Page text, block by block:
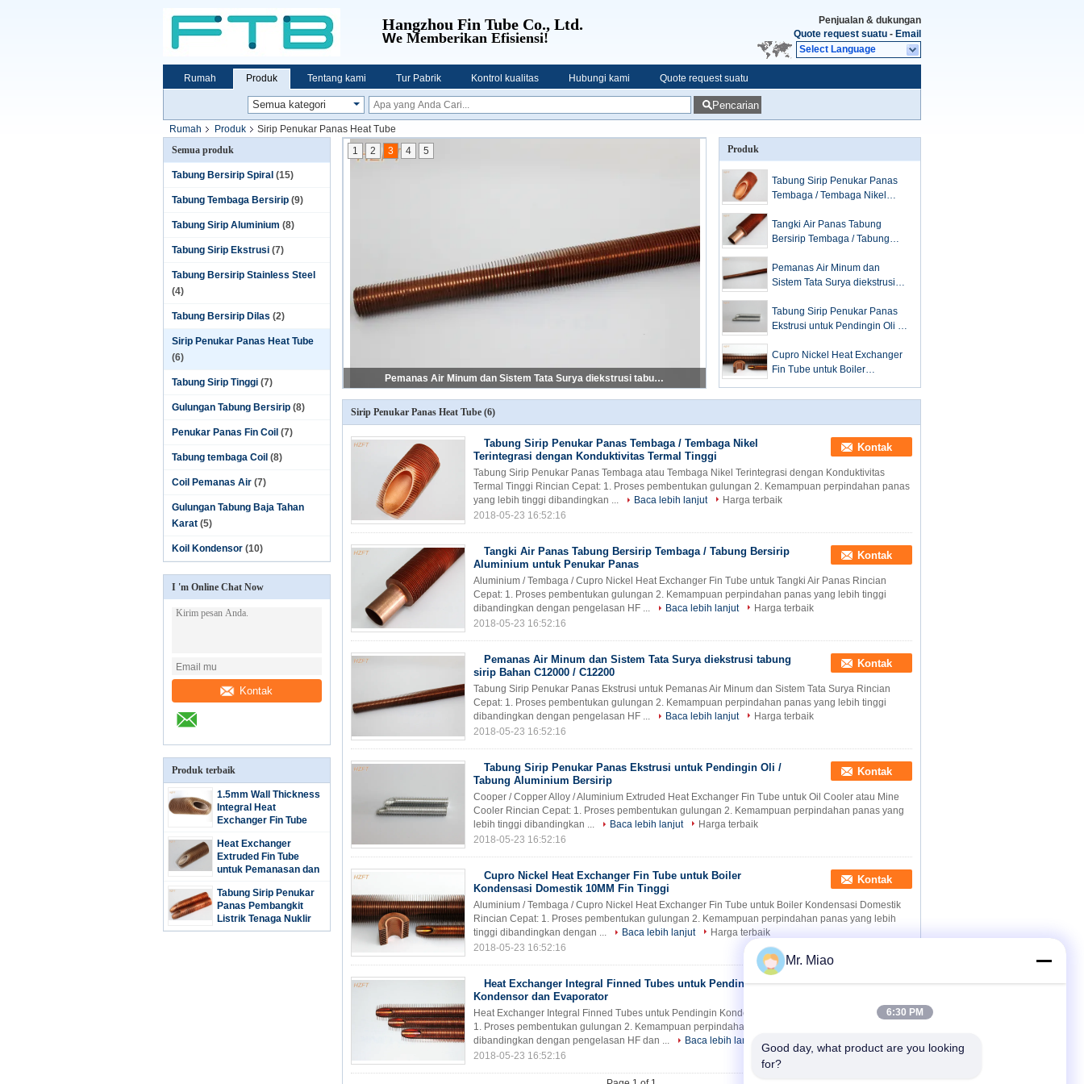
Hangzhou Fin Tube Co., Ltd.
We Memberikan Efisiensi!
Penjualan & dukungan
Quote request suatu - Email
Select Language
Rumah Produk Tentang kami Tur Pabrik Kontrol kualitas Hubungi kami Quote request suatu
Pencarian
Rumah Produk
Sirip Penukar Panas Heat Tube
Semua produk
Tabung Bersirip Spiral (15)
Tabung Tembaga Bersirip (9)
Tabung Sirip Aluminium (8)
Tabung Sirip Ekstrusi (7)
Tabung Bersirip Stainless Steel
(4)
Tabung Bersirip Dilas (2)
Sirip Penukar Panas Heat Tube
(6)
Tabung Sirip Tinggi (7)
Gulungan Tabung Bersirip (8)
Penukar Panas Fin Coil (7)
Tabung tembaga Coil (8)
Coil Pemanas Air (7)
Gulungan Tabung Baja Tahan
Karat (5)
Koil Kondensor (10)
I 'm Online Chat Now
Kontak
Produk terbaik
1.5mm Wall Thickness
Integral Heat
Exchanger Fin Tube
Water Heater
Heat Exchanger
Extruded Fin Tube
untuk Pemanasan dan
Pemanas Air Domestik
Tabung Sirip Penukar
Panas Pembangkit
Listrik Tenaga Nuklir
dengan Tembaga atau
Tabung Sirip Penukar Panas Ekstrusi untuk Pendingin Oli / Tabung Aluminium Bersirip
1 2 3 4 5 Produk
Tabung Sirip Penukar Panas
Tembaga / Tembaga Nikel
Konduktivitas Termal Tinggi
Tangki Air Panas Tabung
Bersirip Tembaga / Tabung
Penukar Panas
Pemanas Air Minum dan
Sistem Tata Surya diekstrusi
C12200
Tabung Sirip Penukar Panas
Ekstrusi untuk Pendingin Oli /
Cupro Nickel Heat Exchanger
Fin Tube untuk Boiler
Fin Tinggi
Sirip Penukar Panas Heat Tube (6)
Tabung Sirip Penukar Panas Tembaga / Tembaga Nikel
Terintegrasi dengan Konduktivitas Termal Tinggi
Kontak
Tabung Sirip Penukar Panas Tembaga atau Tembaga Nikel Terintegrasi dengan Konduktivitas
Termal Tinggi Rincian Cepat: 1. Proses pembentukan gulungan 2. Kemampuan perpindahan panas
yang lebih tinggi dibandingkan ...
Baca lebih lanjut
Harga terbaik
2018-05-23 16:52:16
Tangki Air Panas Tabung Bersirip Tembaga / Tabung Bersirip
Aluminium untuk Penukar Panas
Kontak
Aluminium / Tembaga / Cupro Nickel Heat Exchanger Fin Tube untuk Tangki Air Panas Rincian
Cepat: 1. Proses pembentukan gulungan 2. Kemampuan perpindahan panas yang lebih tinggi
dibandingkan dengan pengelasan HF ...
Baca lebih lanjut
Harga terbaik
2018-05-23 16:52:16
Pemanas Air Minum dan Sistem Tata Surya diekstrusi tabung
sirip Bahan C12000 / C12200
Kontak
Tabung Sirip Penukar Panas Ekstrusi untuk Pemanas Air Minum dan Sistem Tata Surya Rincian
Cepat: 1. Proses pembentukan gulungan 2. Kemampuan perpindahan panas yang lebih tinggi
dibandingkan dengan pengelasan HF ...
Baca lebih lanjut
Harga terbaik
2018-05-23 16:52:16
Tabung Sirip Penukar Panas Ekstrusi untuk Pendingin Oli /
Tabung Aluminium Bersirip
Kontak
Cooper / Copper Alloy / Aluminium Extruded Heat Exchanger Fin Tube untuk Oil Cooler atau Mine
Cooler Rincian Cepat: 1. Proses pembentukan gulungan 2. Kemampuan perpindahan panas yang
lebih tinggi dibandingkan ...
Baca lebih lanjut
Harga terbaik
2018-05-23 16:52:16
Cupro Nickel Heat Exchanger Fin Tube untuk Boiler
Kondensasi Domestik 10MM Fin Tinggi
Kontak
Aluminium / Tembaga / Cupro Nickel Heat Exchanger Fin Tube untuk Boiler Kondensasi Domestik
Rincian Cepat: 1. Proses pembentukan gulungan 2. Kemampuan perpindahan panas yang lebih
tinggi dibandingkan dengan ...
Baca lebih lanjut
Harga terbaik
2018-05-23 16:52:16
Heat Exchanger Integral Finned Tubes untuk Pendingin
Kondensor dan Evaporator
Kontak
Heat Exchanger Integral Finned Tubes untuk Pendingin Kondensor dan Evaporator Rincian Cepat:
1. Proses pembentukan gulungan 2. Kemampuan perpindahan panas yang lebih tinggi
dibandingkan dengan pengelasan HF dan ...
Baca lebih lanjut
2018-05-23 16:52:16
Mr. Miao
6:30 PM
Good day, what product are you looking
for?